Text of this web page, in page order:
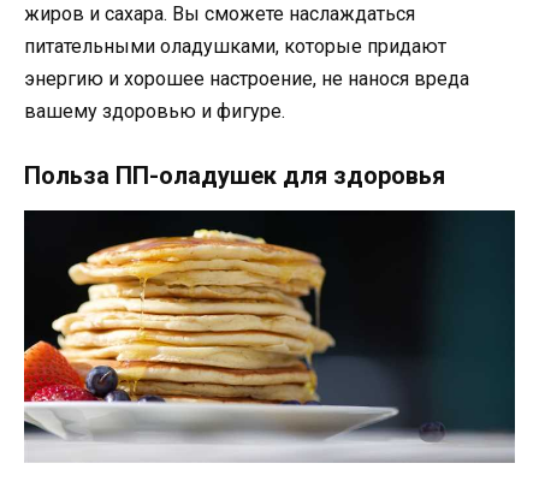
жиров и сахара. Вы сможете наслаждаться
питательными оладушками, которые придают
энергию и хорошее настроение, не нанося вреда
вашему здоровью и фигуре.
Польза ПП-оладушек для здоровья